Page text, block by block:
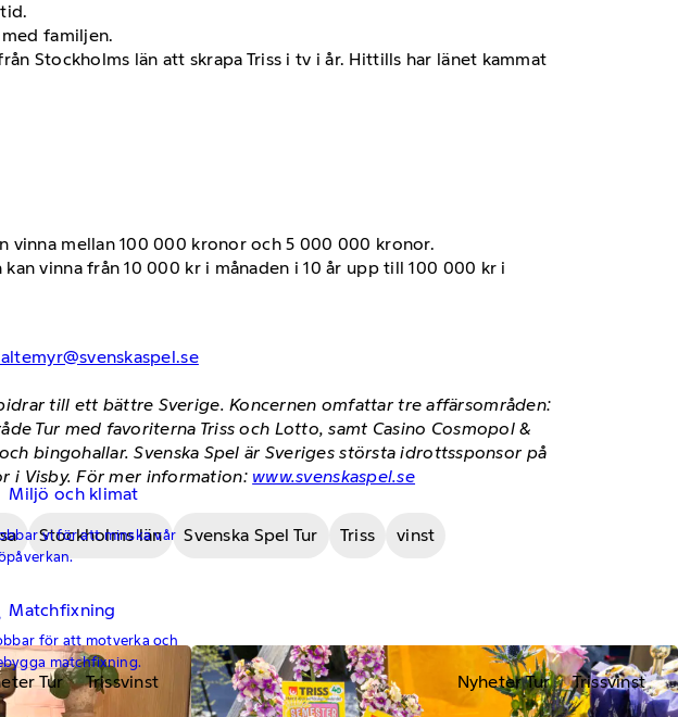
Miljö och klimat
vi för att minska vår
Matchfixning
för att motverka och
matchfixning.
med familjen.
Stockholms län att skrapa Triss i tv i år. Hittills har länet kammat
vinna mellan 100 000 kronor och 5 000 000 kronor.
vinna från 10 000 kr i månaden i 10 år upp till 100 000 kr i
till ett bättre Sverige. Koncernen omfattar tre affärsområden:
Tur med favoriterna Triss och Lotto, samt Casino Cosmopol &
bingohallar. Svenska Spel är Sveriges största idrottssponsor på
i Visby. För mer information: www.svenskaspel.se
Stockholms län Svenska Spel Tur Triss vinst
Tur Trissvinst Nyheter Tur Trissvinst